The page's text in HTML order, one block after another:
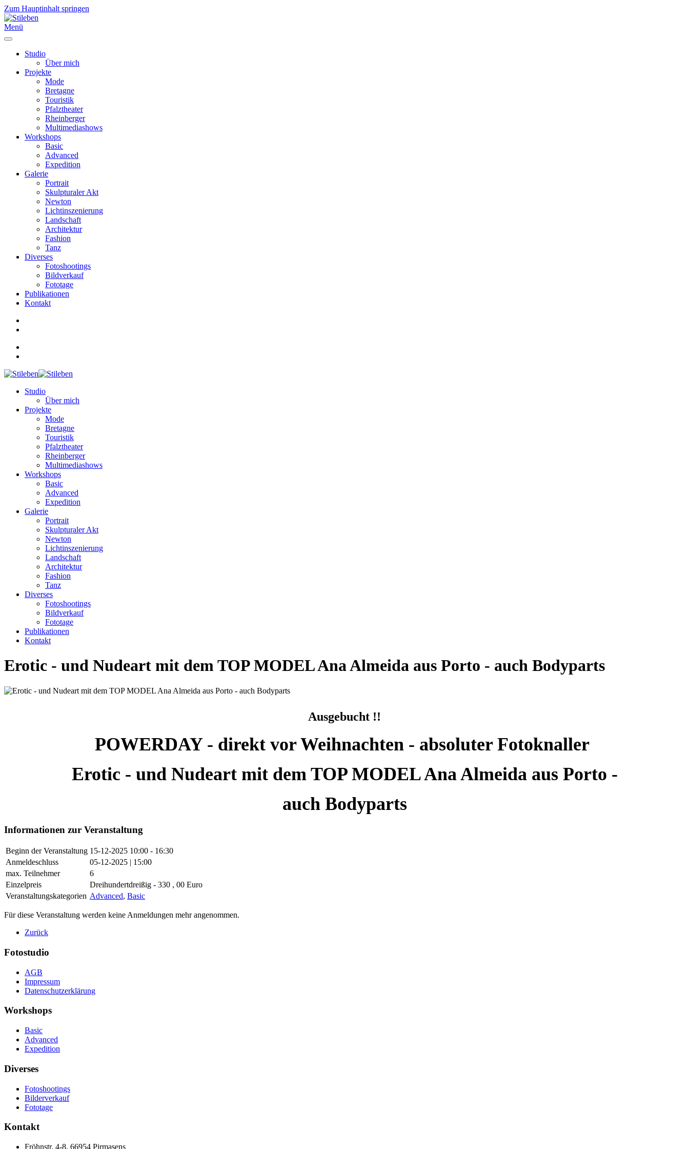
Zum Hauptinhalt springen
Menü
Studio
Über mich
Projekte
Mode
Bretagne
Touristik
Pfalztheater
Rheinberger
Multimediashows
Workshops
Basic
Advanced
Expedition
Galerie
Portrait
Skulpturaler Akt
Newton
Lichtinszenierung
Landschaft
Architektur
Fashion
Tanz
Diverses
Fotoshootings
Bildverkauf
Fototage
Publikationen
Kontakt
Studio
Über mich
Projekte
Mode
Bretagne
Touristik
Pfalztheater
Rheinberger
Multimediashows
Workshops
Basic
Advanced
Expedition
Galerie
Portrait
Skulpturaler Akt
Newton
Lichtinszenierung
Landschaft
Architektur
Fashion
Tanz
Diverses
Fotoshootings
Bildverkauf
Fototage
Publikationen
Kontakt
Erotic - und Nudeart mit dem TOP MODEL Ana Almeida aus Porto - auch Bodyparts
Ausgebucht !!
POWERDAY - direkt vor Weihnachten - absoluter Fotoknaller
Erotic - und Nudeart mit dem TOP MODEL Ana Almeida aus Porto -
auch Bodyparts
Informationen zur Veranstaltung
Beginn der Veranstaltung 15-12-2025 10:00 - 16:30
Anmeldeschluss
05-12-2025 | 15:00
max. Teilnehmer
6
Einzelpreis
Dreihundertdreißig - 330 , 00 Euro
Veranstaltungskategorien Advanced, Basic
Für diese Veranstaltung werden keine Anmeldungen mehr angenommen.
Zurück
Fotostudio
AGB
Impressum
Datenschutzerklärung
Workshops
Basic
Advanced
Expedition
Diverses
Fotoshootings
Bilderverkauf
Fototage
Kontakt
Fröhnstr. 4-8, 66954 Pirmasens